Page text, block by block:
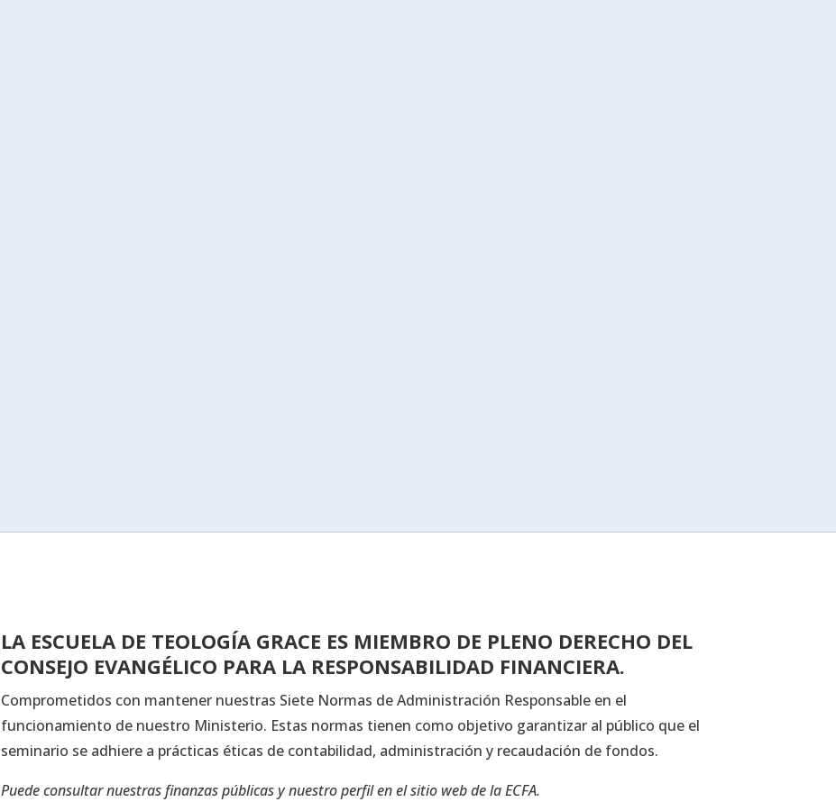
LA ESCUELA DE TEOLOGÍA GRACE ES MIEMBRO DE PLENO DERECHO DEL
CONSEJO EVANGÉLICO PARA LA RESPONSABILIDAD FINANCIERA.
Comprometidos con mantener nuestras Siete Normas de Administración Responsable en el
funcionamiento de nuestro Ministerio. Estas normas tienen como objetivo garantizar al público que el
seminario se adhiere a prácticas éticas de contabilidad, administración y recaudación de fondos.
Puede consultar nuestras finanzas públicas y nuestro perfil en el sitio web de la ECFA.